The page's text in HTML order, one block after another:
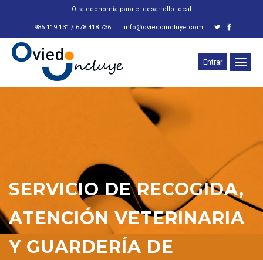
Otra economía para el desarrollo local
985 119 131 / 678 418 736 info@oviedoincluye.com
Entrar
SERVICIO DE RECOGIDA,
ATENCIÓN VETERINARIA
Y GUARDERÍA DE